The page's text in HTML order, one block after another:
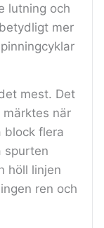
lutning och
mer
mest. Det
när
block flera
spurten
höll linjen
ren och